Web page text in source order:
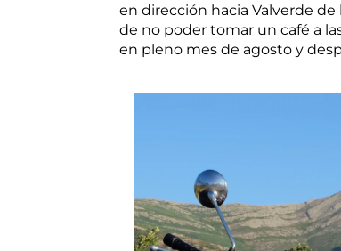
en dirección hacia Valverde
de no poder tomar un café a
en pleno mes de agosto y